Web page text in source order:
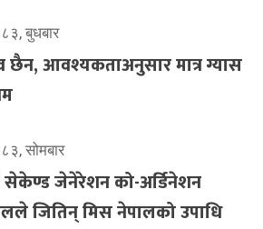
बुधबार
छैन, आवश्यकताअनुसार मात्र ग्यास
सोमबार
जेनेरेशन को-अर्डिनेशन
जितिन् मिस नेपालको उपाधि